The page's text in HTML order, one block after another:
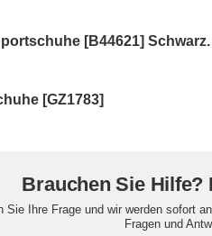
[B44621] Schwarz.
[GZ1783]
Brauchen Sie Hilfe?
Sie Ihre Frage und wir werden sofort
Fragen und